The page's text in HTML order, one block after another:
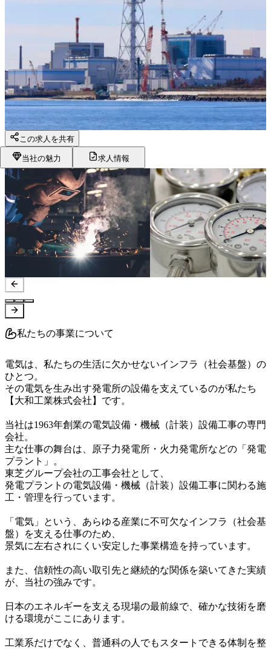
この求人を共有
当社の魅力 求人情報
私たちの事業について
電気は、私たちの生活に欠かせないインフラ（社会基盤）の
ひとつ。
その電気を生み出す発電所の設備を支えているのが私たち
【大和工業株式会社】です。
当社は1963年創業の電気設備・機械（計装）設備工事の専門
会社。
主な仕事の舞台は、原子力発電所・火力発電所などの「発電
プラント」。
東芝グループ会社の工事会社として、
発電プラントの電気設備・機械（計装）設備工事に関わる施
工・管理を行っています。
「電気」という、あらゆる産業に不可欠なインフラ（社会基
盤）を支える仕事のため、
景気に左右されにくい安定した事業構造を持っています。
また、信頼性の高い取引先と継続的な関係を築いてきた実績
が、当社の強みです。
日本のエネルギーを支える現場の最前線で、確かな技術を磨
ける環境がここにあります。
工業系だけでなく、普通科の人でもスタートできる体制を整